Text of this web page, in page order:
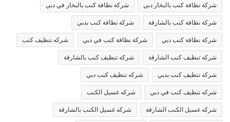
شركة نظافة كنب بالبخار دبي شركة نظافة كنب بالبخار في دبي
شركة نظافة كنب بالشارقة شركة نظافة كنب بدبي
شركة نظافة كنب دبي شركة نظافة كنب في دبي شركه تنظيف كنب
شركه تنظيف كنب الشارقة شركه تنظيف كنب بالشارقة
شركه تنظيف كنب بدبي شركه تنظيف كنب دبي
شركه تنظيف كنب في دبي شركه غسيل الكنب
شركه غسيل الكنب الشارقة شركه غسيل الكنب بالشارقة